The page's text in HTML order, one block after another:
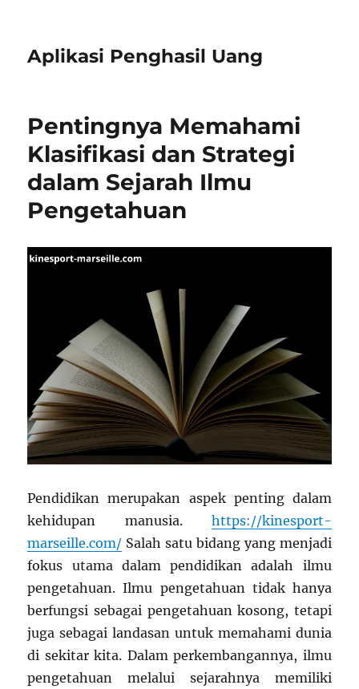
Aplikasi Penghasil Uang
Pentingnya Memahami
Klasifikasi dan Strategi
dalam Sejarah Ilmu
Pengetahuan
Pendidikan merupakan aspek penting dalam
kehidupan manusia. https://kinesport-
marseille.com/ Salah satu bidang yang menjadi
fokus utama dalam pendidikan adalah ilmu
pengetahuan. Ilmu pengetahuan tidak hanya
berfungsi sebagai pengetahuan kosong, tetapi
juga sebagai landasan untuk memahami dunia
di sekitar kita. Dalam perkembangannya, ilmu
pengetahuan melalui sejarahnya memiliki